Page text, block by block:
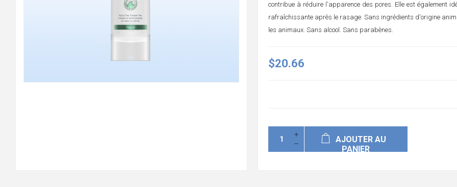
contribue à réduire l'apparence des pores. Elle est également
rafraîchissante après le rasage. Sans ingrédients d'origine
les animaux. Sans alcool. Sans parabènes.
$20.66
AJOUTER AU
PANIER